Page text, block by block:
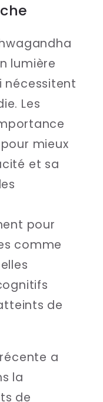
lumière
nécessitent
Les
mieux
et sa
pour
comme
de
a
la
de